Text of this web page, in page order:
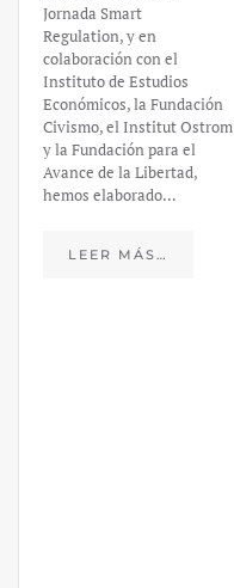
Jornada Smart
Regulation, y en
colaboración con el
Instituto de Estudios
Económicos, la Fundación
Civismo, el Institut Ostrom
y la Fundación para el
Avance de la Libertad,
hemos elaborado…
LEER MÁS…